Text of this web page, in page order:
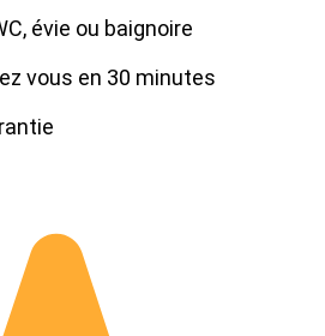
évie ou baignoire
vous en 30 minutes